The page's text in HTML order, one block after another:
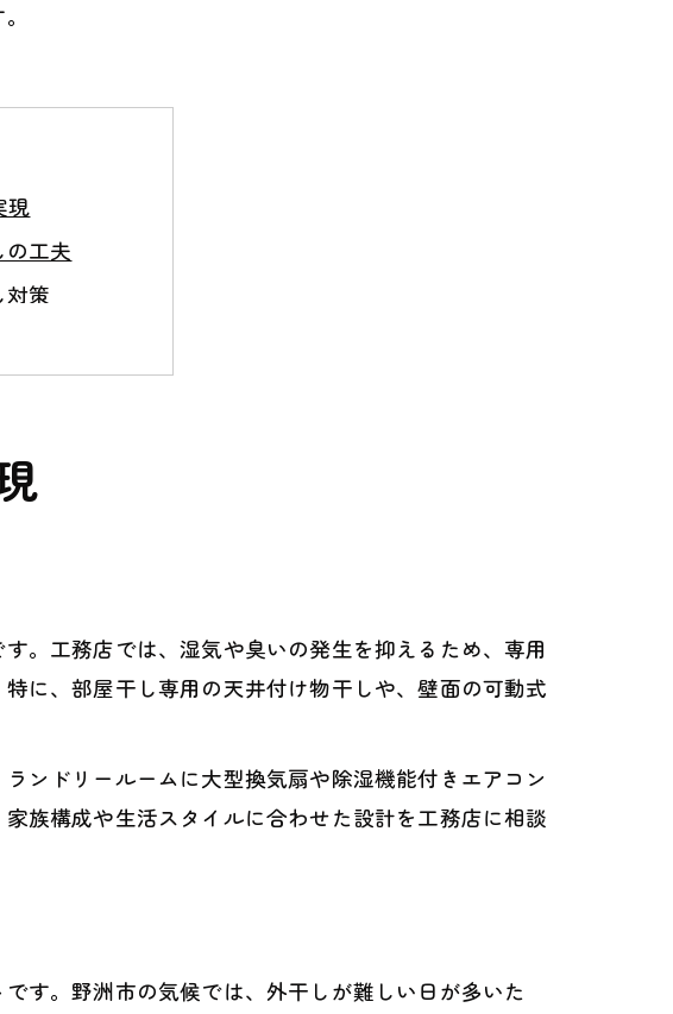
現
工夫
策
減術
適化法
ト
で実現
を解説
干し両立法
計ポイント
し動線
し対策
。工務店では、湿気や臭いの発生を抑えるため、専用
に、部屋干し専用の天井付け物干しや、壁面の可動式
ンドリールームに大型換気扇や除湿機能付きエアコン
族構成や生活スタイルに合わせた設計を工務店に相談
す。野洲市の気候では、外干しが難しい日が多いた